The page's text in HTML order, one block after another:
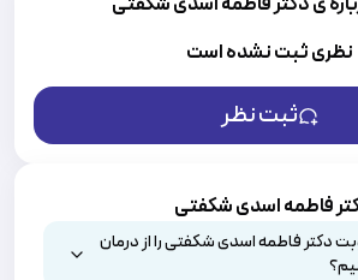
نظری ثبت نشده است
ثبت نظر
فاطمه اسدی شکفتی
دکتر فاطمه اسدی شکفتی را از درمان